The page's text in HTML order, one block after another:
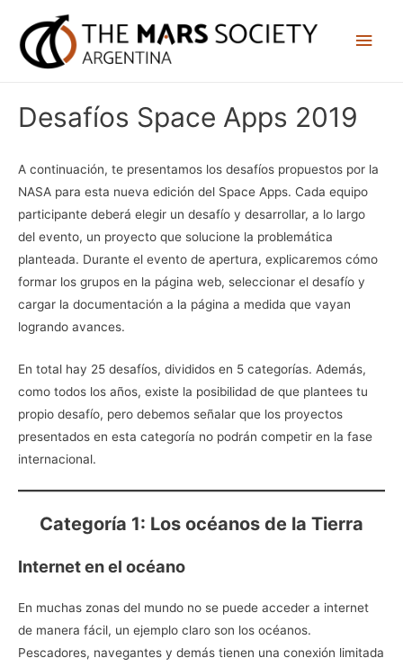
Desafíos Space Apps 2019
A continuación, te presentamos los desafíos propuestos por la
NASA para esta nueva edición del Space Apps. Cada equipo
participante deberá elegir un desafío y desarrollar, a lo largo
del evento, un proyecto que solucione la problemática
planteada. Durante el evento de apertura, explicaremos cómo
formar los grupos en la página web, seleccionar el desafío y
cargar la documentación a la página a medida que vayan
logrando avances.
En total hay 25 desafíos, divididos en 5 categorías. Además,
como todos los años, existe la posibilidad de que plantees tu
propio desafío, pero debemos señalar que los proyectos
presentados en esta categoría no podrán competir en la fase
internacional.
Categoría 1: Los océanos de la Tierra
Internet en el océano
En muchas zonas del mundo no se puede acceder a internet
de manera fácil, un ejemplo claro son los océanos.
Pescadores, navegantes y demás tienen una conexión limitada